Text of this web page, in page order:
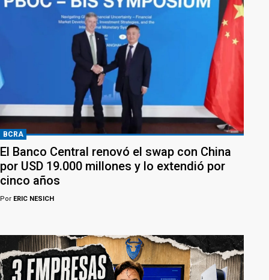
BCRA
El Banco Central renovó el swap con China
por USD 19.000 millones y lo extendió por
cinco años
Por ERIC NESICH